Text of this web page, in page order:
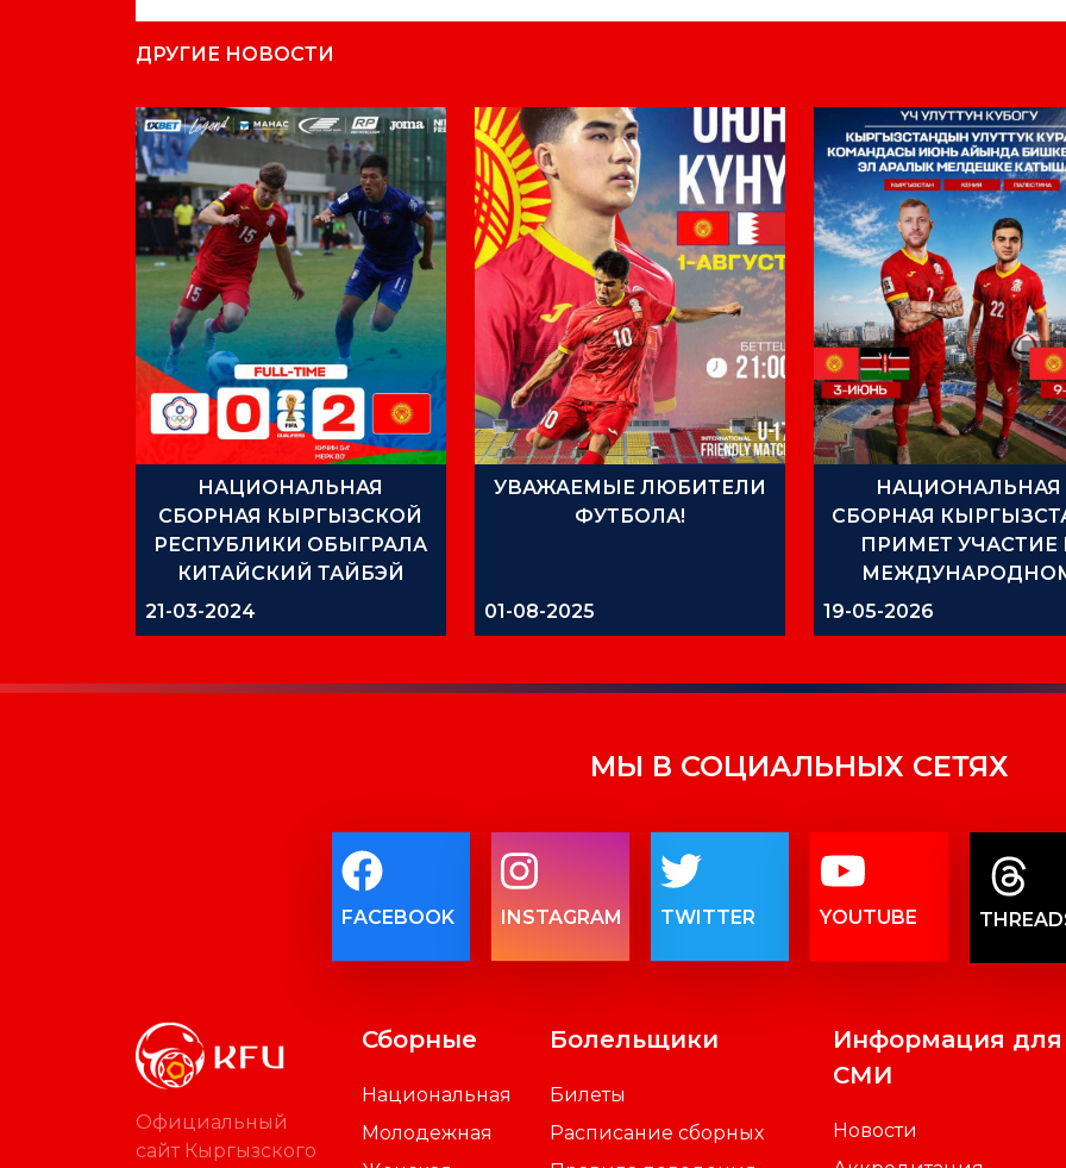
ДРУГИЕ НОВОСТИ
НАЦИОНАЛЬНАЯ
СБОРНАЯ КЫРГЫЗСКОЙ
РЕСПУБЛИКИ ОБЫГРАЛА
КИТАЙСКИЙ ТАЙБЭЙ
21-03-2024
УВАЖАЕМЫЕ ЛЮБИТЕЛИ
ФУТБОЛА!
01-08-2025
НАЦИОНАЛЬНАЯ
СБОРНАЯ
ПРИМЕТ УЧАСТИЕ
ТУРНИРЕ В
ИЮНЕ
19-05-2026
МЫ В СОЦИАЛЬНЫХ СЕТЯХ
FACEBOOK INSTAGRAM TWITTER YOUTUBE
Официальный
сайт Кыргызского
Сборные
Национальная
Молодежная
Болельщики
Билеты
Расписание сборных
Информация для
СМИ
Новости